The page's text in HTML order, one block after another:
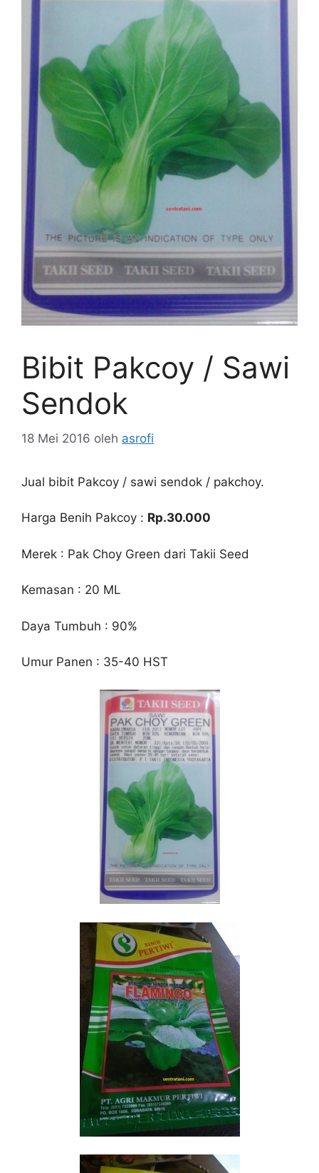
Bibit Pakcoy / Sawi
Sendok
18 Mei 2016 oleh asrofi
Jual bibit Pakcoy / sawi sendok / pakchoy.
Harga Benih Pakcoy : Rp.30.000
Merek : Pak Choy Green dari Takii Seed
Kemasan : 20 ML
Daya Tumbuh : 90%
Umur Panen : 35-40 HST